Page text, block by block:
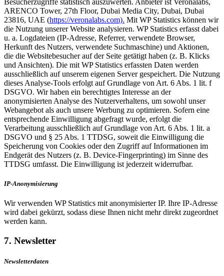
ARENCO Tower, 27th Floor, Dubai Media City, Dubai, Dubai
23816, UAE (https://veronalabs.com). Mit WP Statistics können wir
die Nutzung unserer Website analysieren. WP Statistics erfasst dabei
u. a. Logdateien (IP-Adresse, Referrer, verwendete Browser,
Herkunft des Nutzers, verwendete Suchmaschine) und Aktionen,
die die Websitebesucher auf der Seite getätigt haben (z. B. Klicks
und Ansichten). Die mit WP Statistics erfassten Daten werden
ausschließlich auf unserem eigenen Server gespeichert. Die Nutzung
dieses Analyse-Tools erfolgt auf Grundlage von Art. 6 Abs. 1 lit. f
DSGVO. Wir haben ein berechtigtes Interesse an der
anonymisierten Analyse des Nutzerverhaltens, um sowohl unser
Webangebot als auch unsere Werbung zu optimieren. Sofern eine
entsprechende Einwilligung abgefragt wurde, erfolgt die
Verarbeitung ausschließlich auf Grundlage von Art. 6 Abs. 1 lit. a
DSGVO und § 25 Abs. 1 TTDSG, soweit die Einwilligung die
Speicherung von Cookies oder den Zugriff auf Informationen im
Endgerät des Nutzers (z. B. Device-Fingerprinting) im Sinne des
TTDSG umfasst. Die Einwilligung ist jederzeit widerrufbar.
IP-Anonymisierung
Wir verwenden WP Statistics mit anonymisierter IP. Ihre IP-Adresse
wird dabei gekürzt, sodass diese Ihnen nicht mehr direkt zugeordnet
werden kann.
7. Newsletter
Newsletterdaten